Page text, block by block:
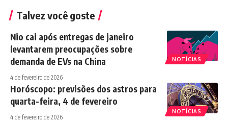
Talvez você goste
NOTÍCIAS
Nio cai após entregas de janeiro
levantarem preocupações sobre
demanda de EVs na China
4 de fevereiro de 2026
NOTÍCIAS
Horóscopo: previsões dos astros para
quarta-feira, 4 de fevereiro
4 de fevereiro de 2026